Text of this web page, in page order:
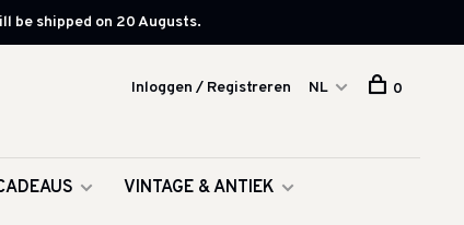
be shipped on 20 Augusts.
VINTAGE & ANTIEK
Inloggen / Registreren NL 0